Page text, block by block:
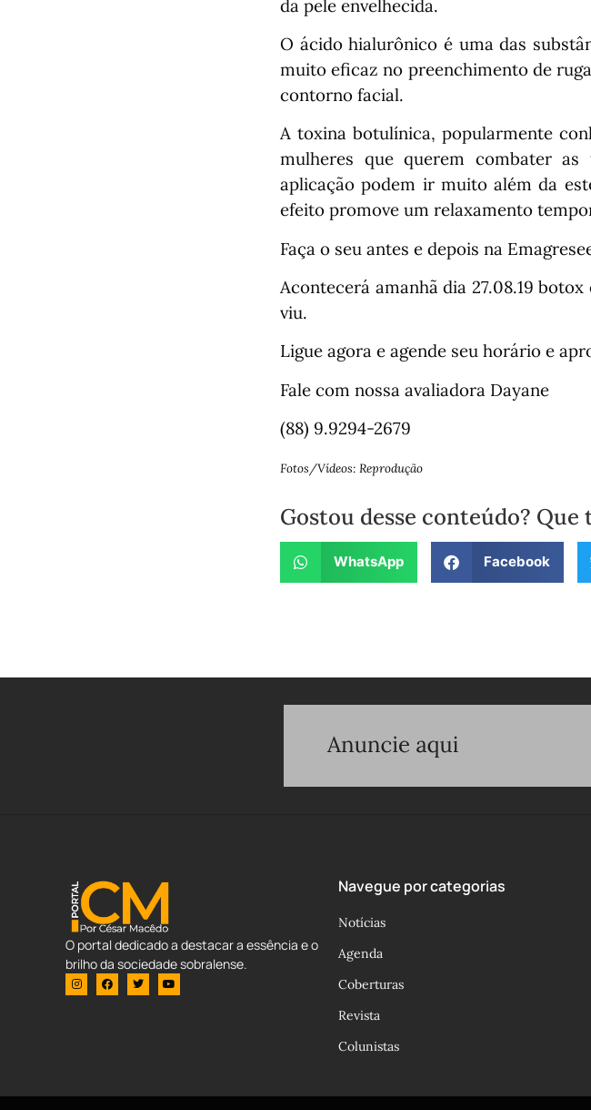
da pele envelhecida.
O ácido hialurônico é uma das
muito eficaz no preenchimento de
contorno facial.
A toxina botulínica, popularmente
mulheres que querem combater
aplicação podem ir muito além da
efeito promove um relaxamento
Faça o seu antes e depois na
Acontecerá amanhã dia 27.08.19
viu.
Ligue agora e agende seu horário e
Fale com nossa avaliadora Dayane
(88) 9.9294-2679
Fotos/Vídeos: Reprodução
Gostou desse conteúdo?
WhatsApp Facebook
O portal dedicado a destacar a essência e o
brilho da sociedade sobralense.
Navegue por categorias
Notícias
Agenda
Coberturas
Revista
Colunistas